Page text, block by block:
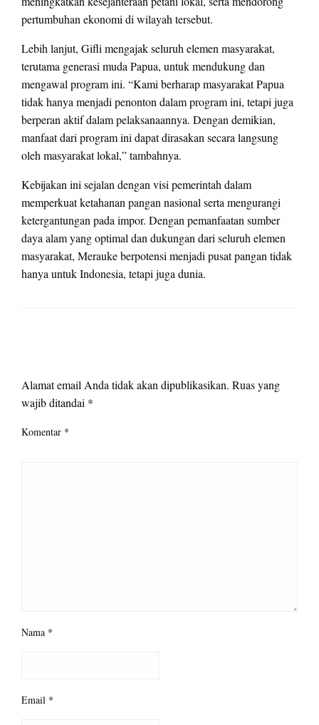
pertumbuhan ekonomi di wilayah tersebut.
Lebih lanjut, Gifli mengajak seluruh elemen masyarakat,
terutama generasi muda Papua, untuk mendukung dan
mengawal program ini. “Kami berharap masyarakat Papua
tidak hanya menjadi penonton dalam program ini, tetapi juga
berperan aktif dalam pelaksanaannya. Dengan demikian,
manfaat dari program ini dapat dirasakan secara langsung
oleh masyarakat lokal,” tambahnya.
Kebijakan ini sejalan dengan visi pemerintah dalam
memperkuat ketahanan pangan nasional serta mengurangi
ketergantungan pada impor. Dengan pemanfaatan sumber
daya alam yang optimal dan dukungan dari seluruh elemen
masyarakat, Merauke berpotensi menjadi pusat pangan tidak
hanya untuk Indonesia, tetapi juga dunia.
Alamat email Anda tidak akan dipublikasikan. Ruas yang
wajib ditandai *
Komentar *
Nama *
Email *